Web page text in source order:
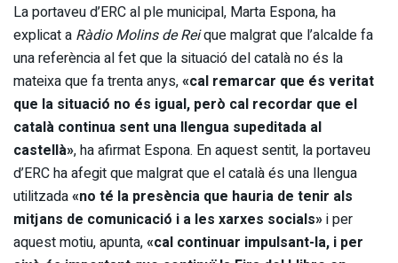
La portaveu d’ERC al ple municipal, Marta Espona, ha
explicat a Ràdio Molins de Reique malgrat que l’alcalde fa
una referència al fet que la situació del català no és la
mateixa que fa trenta anys,«cal remarcar que és veritat
que la situació no és igual, però cal recordar que el
català continua sent una llengua supeditada al
castellà», ha afirmat Espona. En aquest sentit, la portaveu
d’ERC ha afegit que malgrat que el català és una llengua
utilitzada«no té la presència que hauria de tenir als
mitjans de comunicació i a les xarxes socials»i per
aquest motiu, apunta,«cal continuar impulsant-la, i per